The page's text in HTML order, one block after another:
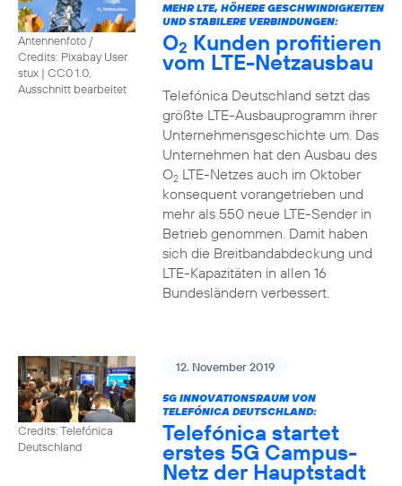
Antennenfoto /
Credits: Pixabay User
stux | CC0 1.0,
Ausschnitt bearbeitet
MEHR LTE, HÖHERE GESCHWINDIGKEITEN
UND STABILERE VERBINDUNGEN:
O2 Kunden profitieren
vom LTE-Netzausbau
Telefónica Deutschland setzt das
größte LTE-Ausbauprogramm ihrer
Unternehmensgeschichte um. Das
Unternehmen hat den Ausbau des
O2LTE-Netzes auch im Oktober
konsequent vorangetrieben und
mehr als 550 neue LTE-Sender in
Betrieb genommen. Damit haben
sich die Breitbandabdeckung und
LTE-Kapazitäten in allen 16
Bundesländern verbessert.
Credits: Telefónica
Deutschland
12. November 2019
5G INNOVATIONSRAUM VON
TELEFÓNICA DEUTSCHLAND:
Telefónica startet
erstes 5G Campus-
Netz der Hauptstadt